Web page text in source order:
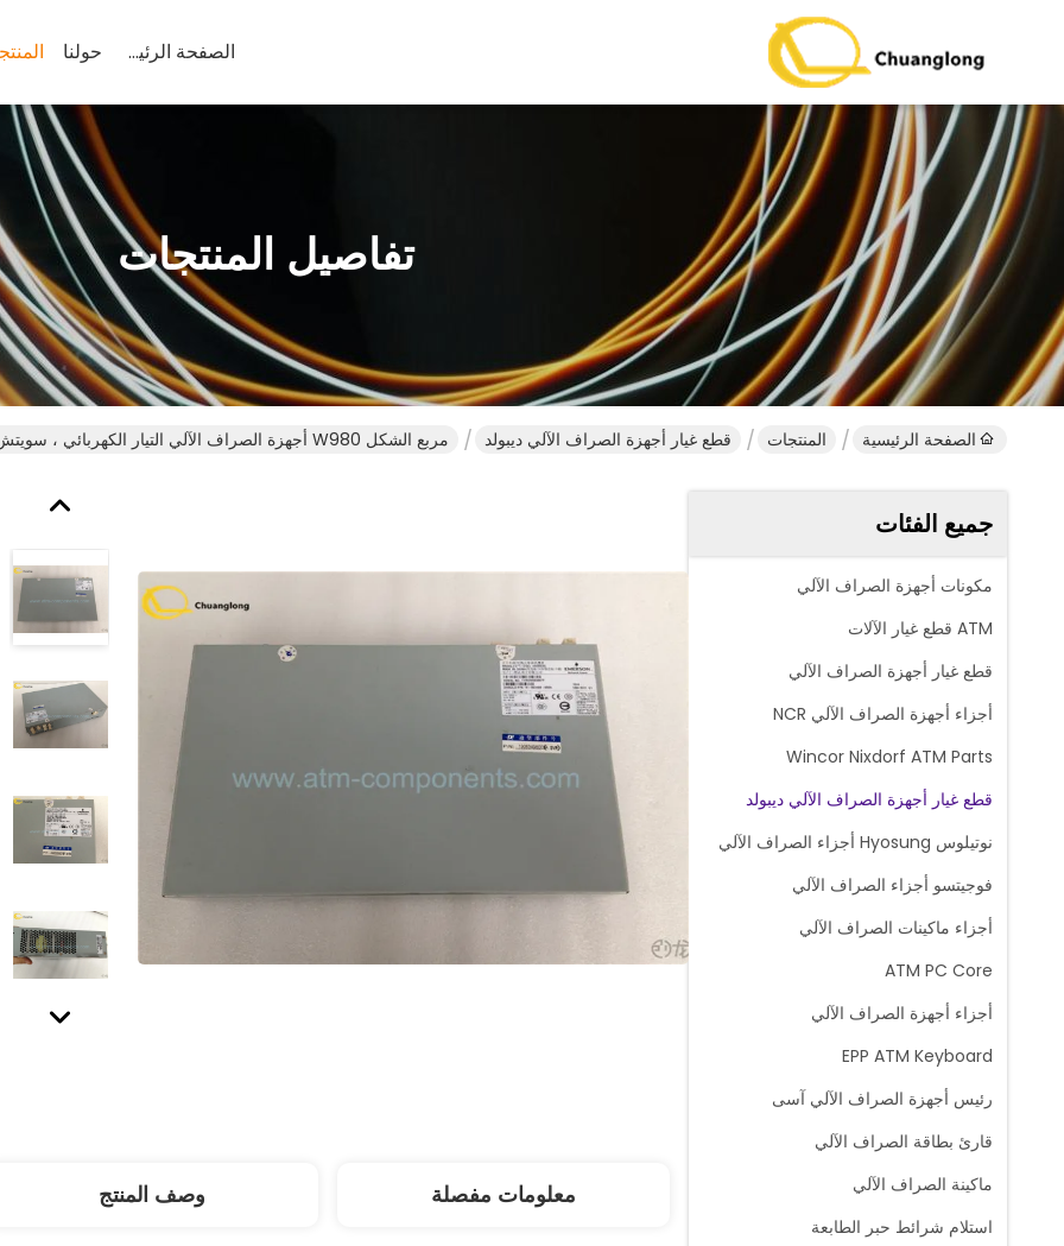
الصفحة الرئيسية حولنا
تفاصيل المنتجات
الصفحة الرئيسية المنتجات قطع غيار أجهزة الصراف الآلي ديبولد مربع الشكل W980 أجهزة الصراف الآلي التيار الكهربائي ، سويتش مولت فولت قطع غيار
جميع الفئات
مكونات أجهزة الصراف الآلي
ATM قطع غيار الآلات
قطع غيار أجهزة الصراف الآلي
أجزاء أجهزة الصراف الآلي NCR
Wincor Nixdorf ATM Parts
قطع غيار أجهزة الصراف الآلي ديبولد
نوتيلوس Hyosung أجزاء الصراف الآلي
فوجيتسو أجزاء الصراف الآلي
أجزاء ماكينات الصراف الآلي
ATM PC Core
أجزاء أجهزة الصراف الآلي
EPP ATM Keyboard
رئيس أجهزة الصراف الآلي آسى
قارئ بطاقة الصراف الآلي
ماكينة الصراف الآلي
استلام شرائط حبر الطابعة
معلومات مفصلة وصف المنتج